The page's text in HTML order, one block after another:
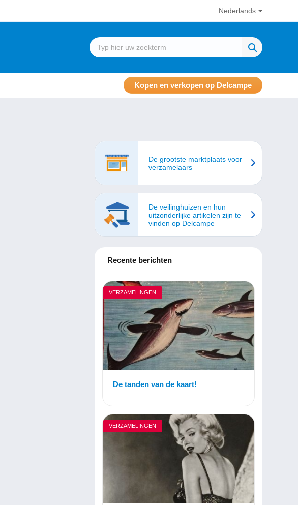
Nederlands
Kopen en verkopen op Delcampe
De grootste marktplaats voor
verzamelaars
De veilinghuizen en hun
uitzonderlijke artikelen zijn te
vinden op Delcampe
Recente berichten
VERZAMELINGEN
De tanden van de kaart!
VERZAMELINGEN